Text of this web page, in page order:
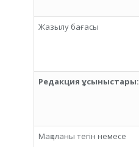
Жазылу бағасы
Редакция ұсыныстары:
Мақаланы тегін немесе